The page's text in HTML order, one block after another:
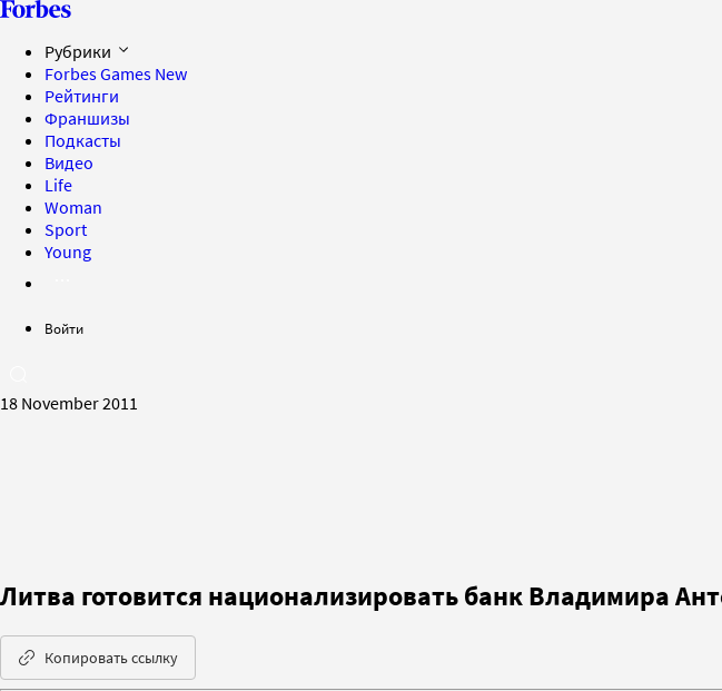
Рубрики
Forbes Games New
Рейтинги
Франшизы
Подкасты
Видео
Life
Woman
Sport
Young
Войти
18 November 2011
Литва готовится национализировать банк Владимира
Копировать ссылку